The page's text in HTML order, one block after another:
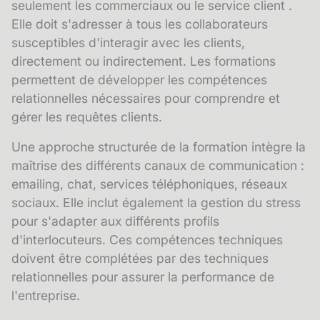
seulement les commerciaux ou le service client .
Elle doit s'adresser à tous les collaborateurs
susceptibles d'interagir avec les clients,
directement ou indirectement. Les formations
permettent de développer les compétences
relationnelles nécessaires pour comprendre et
gérer les requêtes clients.
Une approche structurée de la formation intègre la
maîtrise des différents canaux de communication :
emailing, chat, services téléphoniques, réseaux
sociaux. Elle inclut également la gestion du stress
pour s'adapter aux différents profils
d'interlocuteurs. Ces compétences techniques
doivent être complétées par des techniques
relationnelles pour assurer la performance de
l'entreprise.